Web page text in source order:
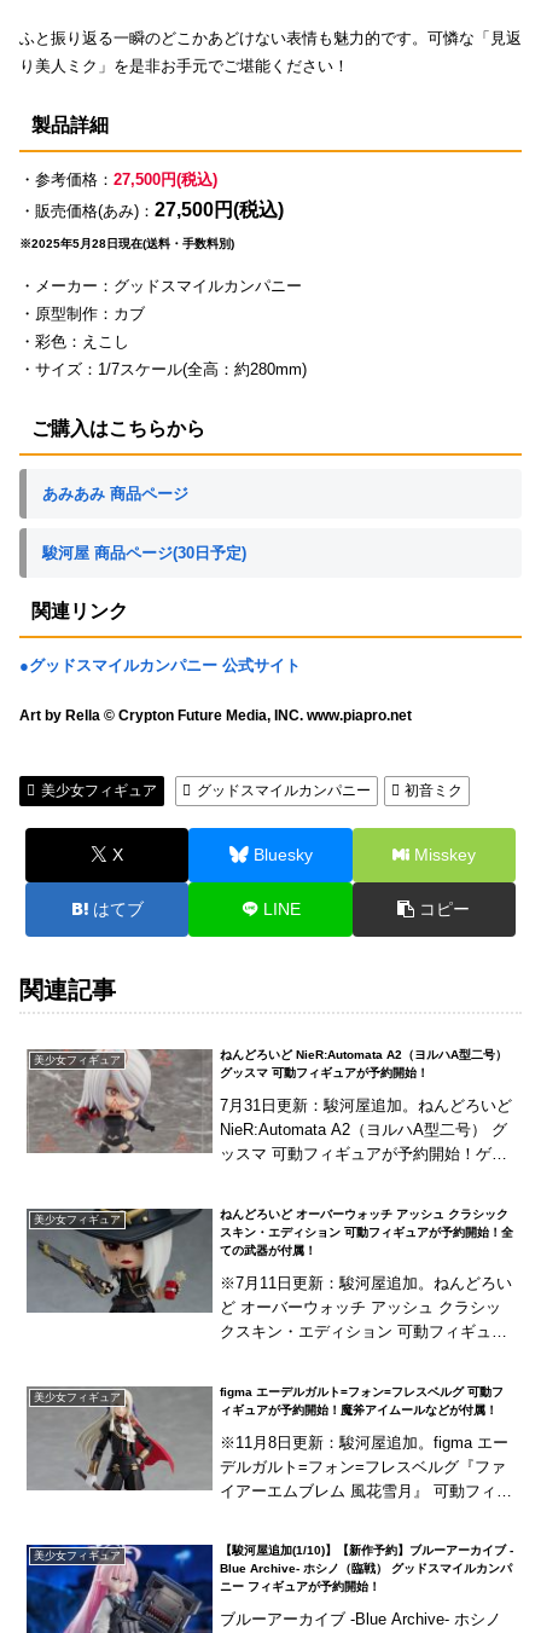
ふと振り返る一瞬のどこかあどけない表情も魅力的です。可憐な「見返
り美人ミク」を是非お手元でご堪能ください！
製品詳細
・参考価格： 27,500円(税込)
・販売価格(あみ)： 27,500円(税込)
※2025年5月28日現在(送料・手数料別)
・メーカー：グッドスマイルカンパニー
・原型制作：カブ
・彩色：えこし
・サイズ：1/7スケール(全高：約280mm)
ご購入はこちらから
あみあみ 商品ページ
駿河屋 商品ページ(30日予定)
関連リンク
●グッドスマイルカンパニー 公式サイト
Art by Rella © Crypton Future Media, INC. www.piapro.net
美少女フィギュア グッドスマイルカンパニー 初音ミク
X Bluesky Misskey
はてブ LINE コピー
関連記事
美少女フィギュア
ねんどろいど NieR:Automata A2（ヨルハA型二号）
グッスマ 可動フィギュアが予約開始！
7月31日更新：駿河屋追加。ねんどろいど
NieR:Automata A2（ヨルハA型二号） グ
ッスマ 可動フィギュアが予約開始！ゲー
美少女フィギュア
ねんどろいど オーバーウォッチ アッシュ クラシック
スキン・エディション 可動フィギュアが予約開始！全
ての武器が付属！
※7月11日更新：駿河屋追加。ねんどろい
ど オーバーウォッチ アッシュ クラシッ
クスキン・エディション 可動フィギュア
がライン...
美少女フィギュア
figma エーデルガルト=フォン=フレスベルグ 可動フ
ィギュアが予約開始！魔斧アイムールなどが付属！
※11月8日更新：駿河屋追加。figma エー
デルガルト=フォン=フレスベルグ『ファ
イアーエムブレム 風花雪月』 可動フィギ
ォ...
美少女フィギュア
【駿河屋追加(1/10)】【新作予約】ブルーアーカイブ -
Blue Archive- ホシノ（臨戦） グッドスマイルカンパ
ニー フィギュアが予約開始！
ブルーアーカイブ -Blue Archive- ホシノ